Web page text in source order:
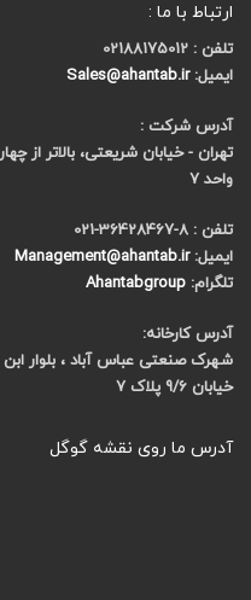
ارتباط با ما :
تلفن : 02188175012
ایمیل:Sales@ahantab.ir
آدرس شرکت :
واحد 7
تلفن : 8-36428467-021
ایمیل:Management@ahantab.ir
تلگرام: Ahantabgroup
آدرس کارخانه:
شهرک صنعتی عباس آباد ، بلوار ابن
خیابان 9/6 پلاک 7
آدرس ما روی نقشه گوگل